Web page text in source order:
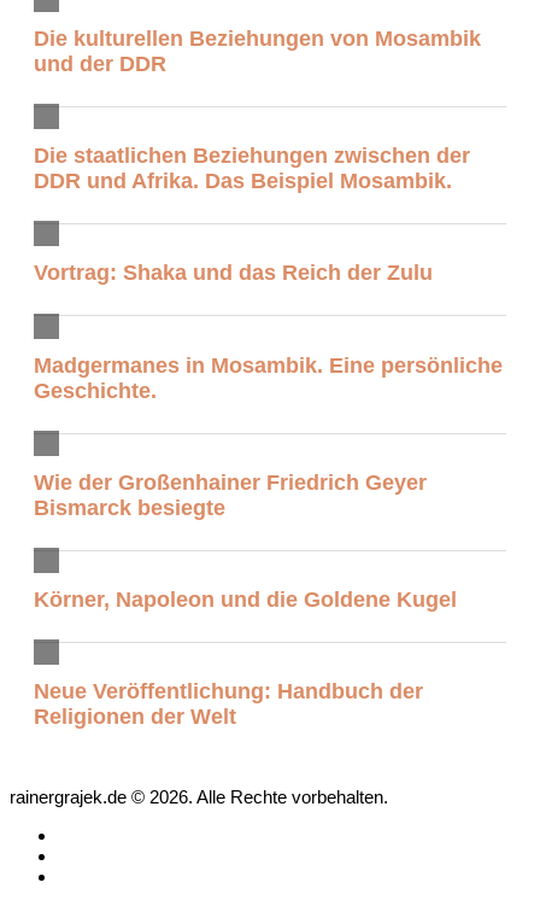
Die kulturellen Beziehungen von Mosambik
und der DDR
Die staatlichen Beziehungen zwischen der
DDR und Afrika. Das Beispiel Mosambik.
Vortrag: Shaka und das Reich der Zulu
Madgermanes in Mosambik. Eine persönliche
Geschichte.
Wie der Großenhainer Friedrich Geyer
Bismarck besiegte
Körner, Napoleon und die Goldene Kugel
Neue Veröffentlichung: Handbuch der
Religionen der Welt
rainergrajek.de © 2026. Alle Rechte vorbehalten.